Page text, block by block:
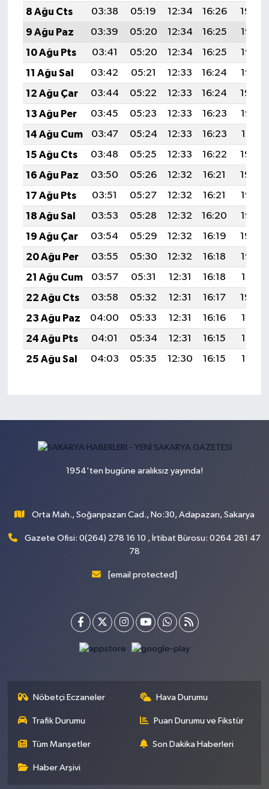
8 Ağu Cts 03:38 05:19 12:34 16:26
19:39
9 Ağu Paz
03:39 05:20 12:34 16:25
19:38
10 Ağu Pts
03:41 05:20 12:34 16:25
19:37
11 Ağu Sal
03:42 05:21 12:33 16:24
19:35
12 Ağu Çar
03:44 05:22 12:33 16:24
19:34
13 Ağu Per
03:45 05:23 12:33 16:23
19:33
14 Ağu Cum
03:47 05:24 12:33 16:23
19:31
15 Ağu Cts
03:48 05:25 12:33 16:22
19:30
16 Ağu Paz
03:50 05:26 12:32 16:21
19:29
17 Ağu Pts
03:51 05:27 12:32 16:21
19:27
18 Ağu Sal
03:53 05:28 12:32 16:20
19:26
19 Ağu Çar
03:54 05:29 12:32 16:19
19:24
20 Ağu Per
03:55 05:30 12:32 16:18
19:23
21 Ağu Cum
03:57 05:31 12:31 16:18
19:21
22 Ağu Cts
03:58 05:32 12:31 16:17
19:20
23 Ağu Paz
04:00 05:33 12:31 16:16
19:18
24 Ağu Pts
04:01 05:34 12:31 16:15
19:17
25 Ağu Sal
04:03 05:35 12:30 16:15 19:15
1954'ten bugüne aralıksız yayında!
Orta Mah., Soğanpazarı Cad., No:30, Adapazarı, Sakarya
Gazete Ofisi: 0(264) 278 16 10 , İrtibat Bürosu: 0264 281 47
78
[email protected]
Nöbetçi Eczaneler Hava Durumu
Trafik Durumu Puan Durumu ve Fikstür
Tüm Manşetler Son Dakika Haberleri
Haber Arşivi